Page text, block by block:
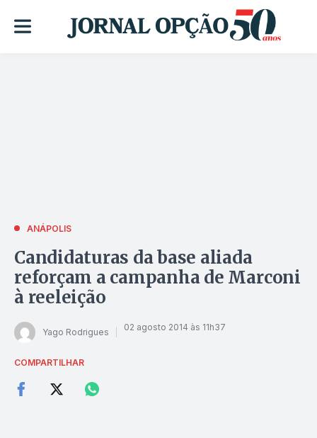
ANÁPOLIS
Candidaturas da base aliada
reforçam a campanha de Marconi
à reeleição
Yago Rodrigues 02 agosto 2014 às 11h37
COMPARTILHAR